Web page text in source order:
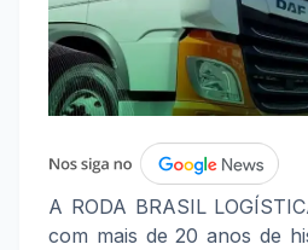
A RODA BRASIL
com mais de 20 anos de